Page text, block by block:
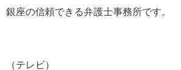
銀座の信頼できる弁護士事務所です。
（テレビ）